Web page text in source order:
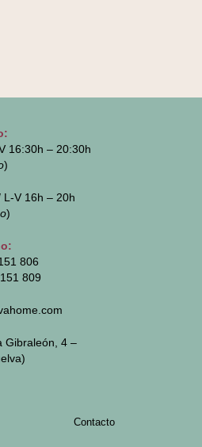
16:30h – 20:30h
)
L-V 16h – 20h
)
806
809
Gibraleón, 4 –
Contacto